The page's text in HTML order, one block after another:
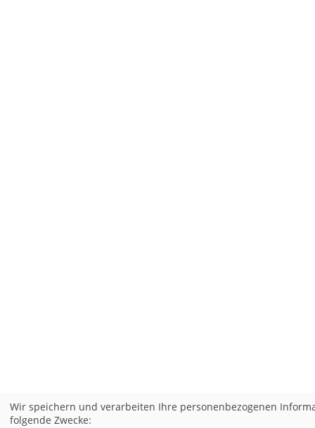
Wir speichern und verarbeiten Ihre personenbezogenen
folgende Zwecke: